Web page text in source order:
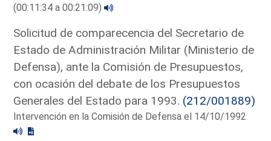
(00:11:34 a 00:21:09)
Solicitud de comparecencia del Secretario de
Estado de Administración Militar (Ministerio de
Defensa), ante la Comisión de Presupuestos,
con ocasión del debate de los Presupuestos
Generales del Estado para 1993. (212/001889)
Intervención en la Comisión de Defensa el 14/10/1992